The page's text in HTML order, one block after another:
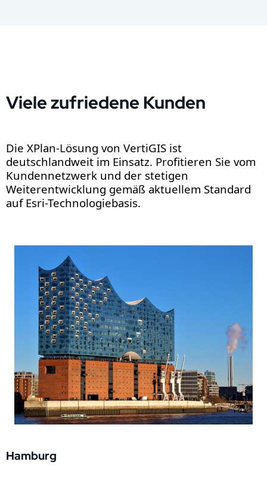
Viele zufriedene Kunden
Die XPlan-Lösung von VertiGIS ist
deutschlandweit im Einsatz. Profitieren Sie vom
Kundennetzwerk und der stetigen
Weiterentwicklung gemäß aktuellem Standard
auf Esri-Technologiebasis.
Hamburg